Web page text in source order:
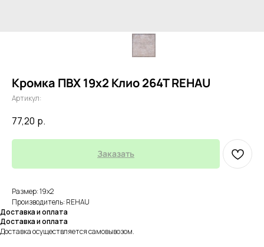
Кромка ПВХ 19х2 Клио 264Т REHAU
Артикул:
77,20 р.
Заказать
Размер: 19х2
Производитель: REHAU
Доставка и оплата
Доставка и оплата
Доставка осуществляется самовывозом.